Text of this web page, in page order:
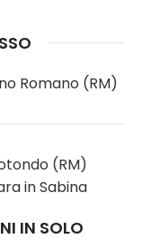
Romano (RM)
(RM)
in Sabina
IN SOLO